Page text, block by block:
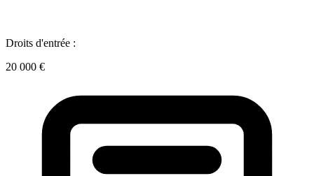
Droits d'entrée :
20 000 €